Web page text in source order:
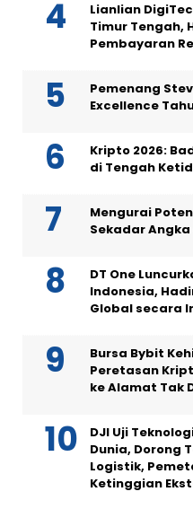
Lianlian
Timur Tengah,
Pembayaran
Pemenang
Excellence
Kripto 2026:
di Tengah
Mengurai
Sekadar
DT One
Indonesia,
Global secara
Bursa Bybit
Peretasan
ke Alamat Tak
DJI Uji
Dunia, Dorong
Logistik,
Ketinggian